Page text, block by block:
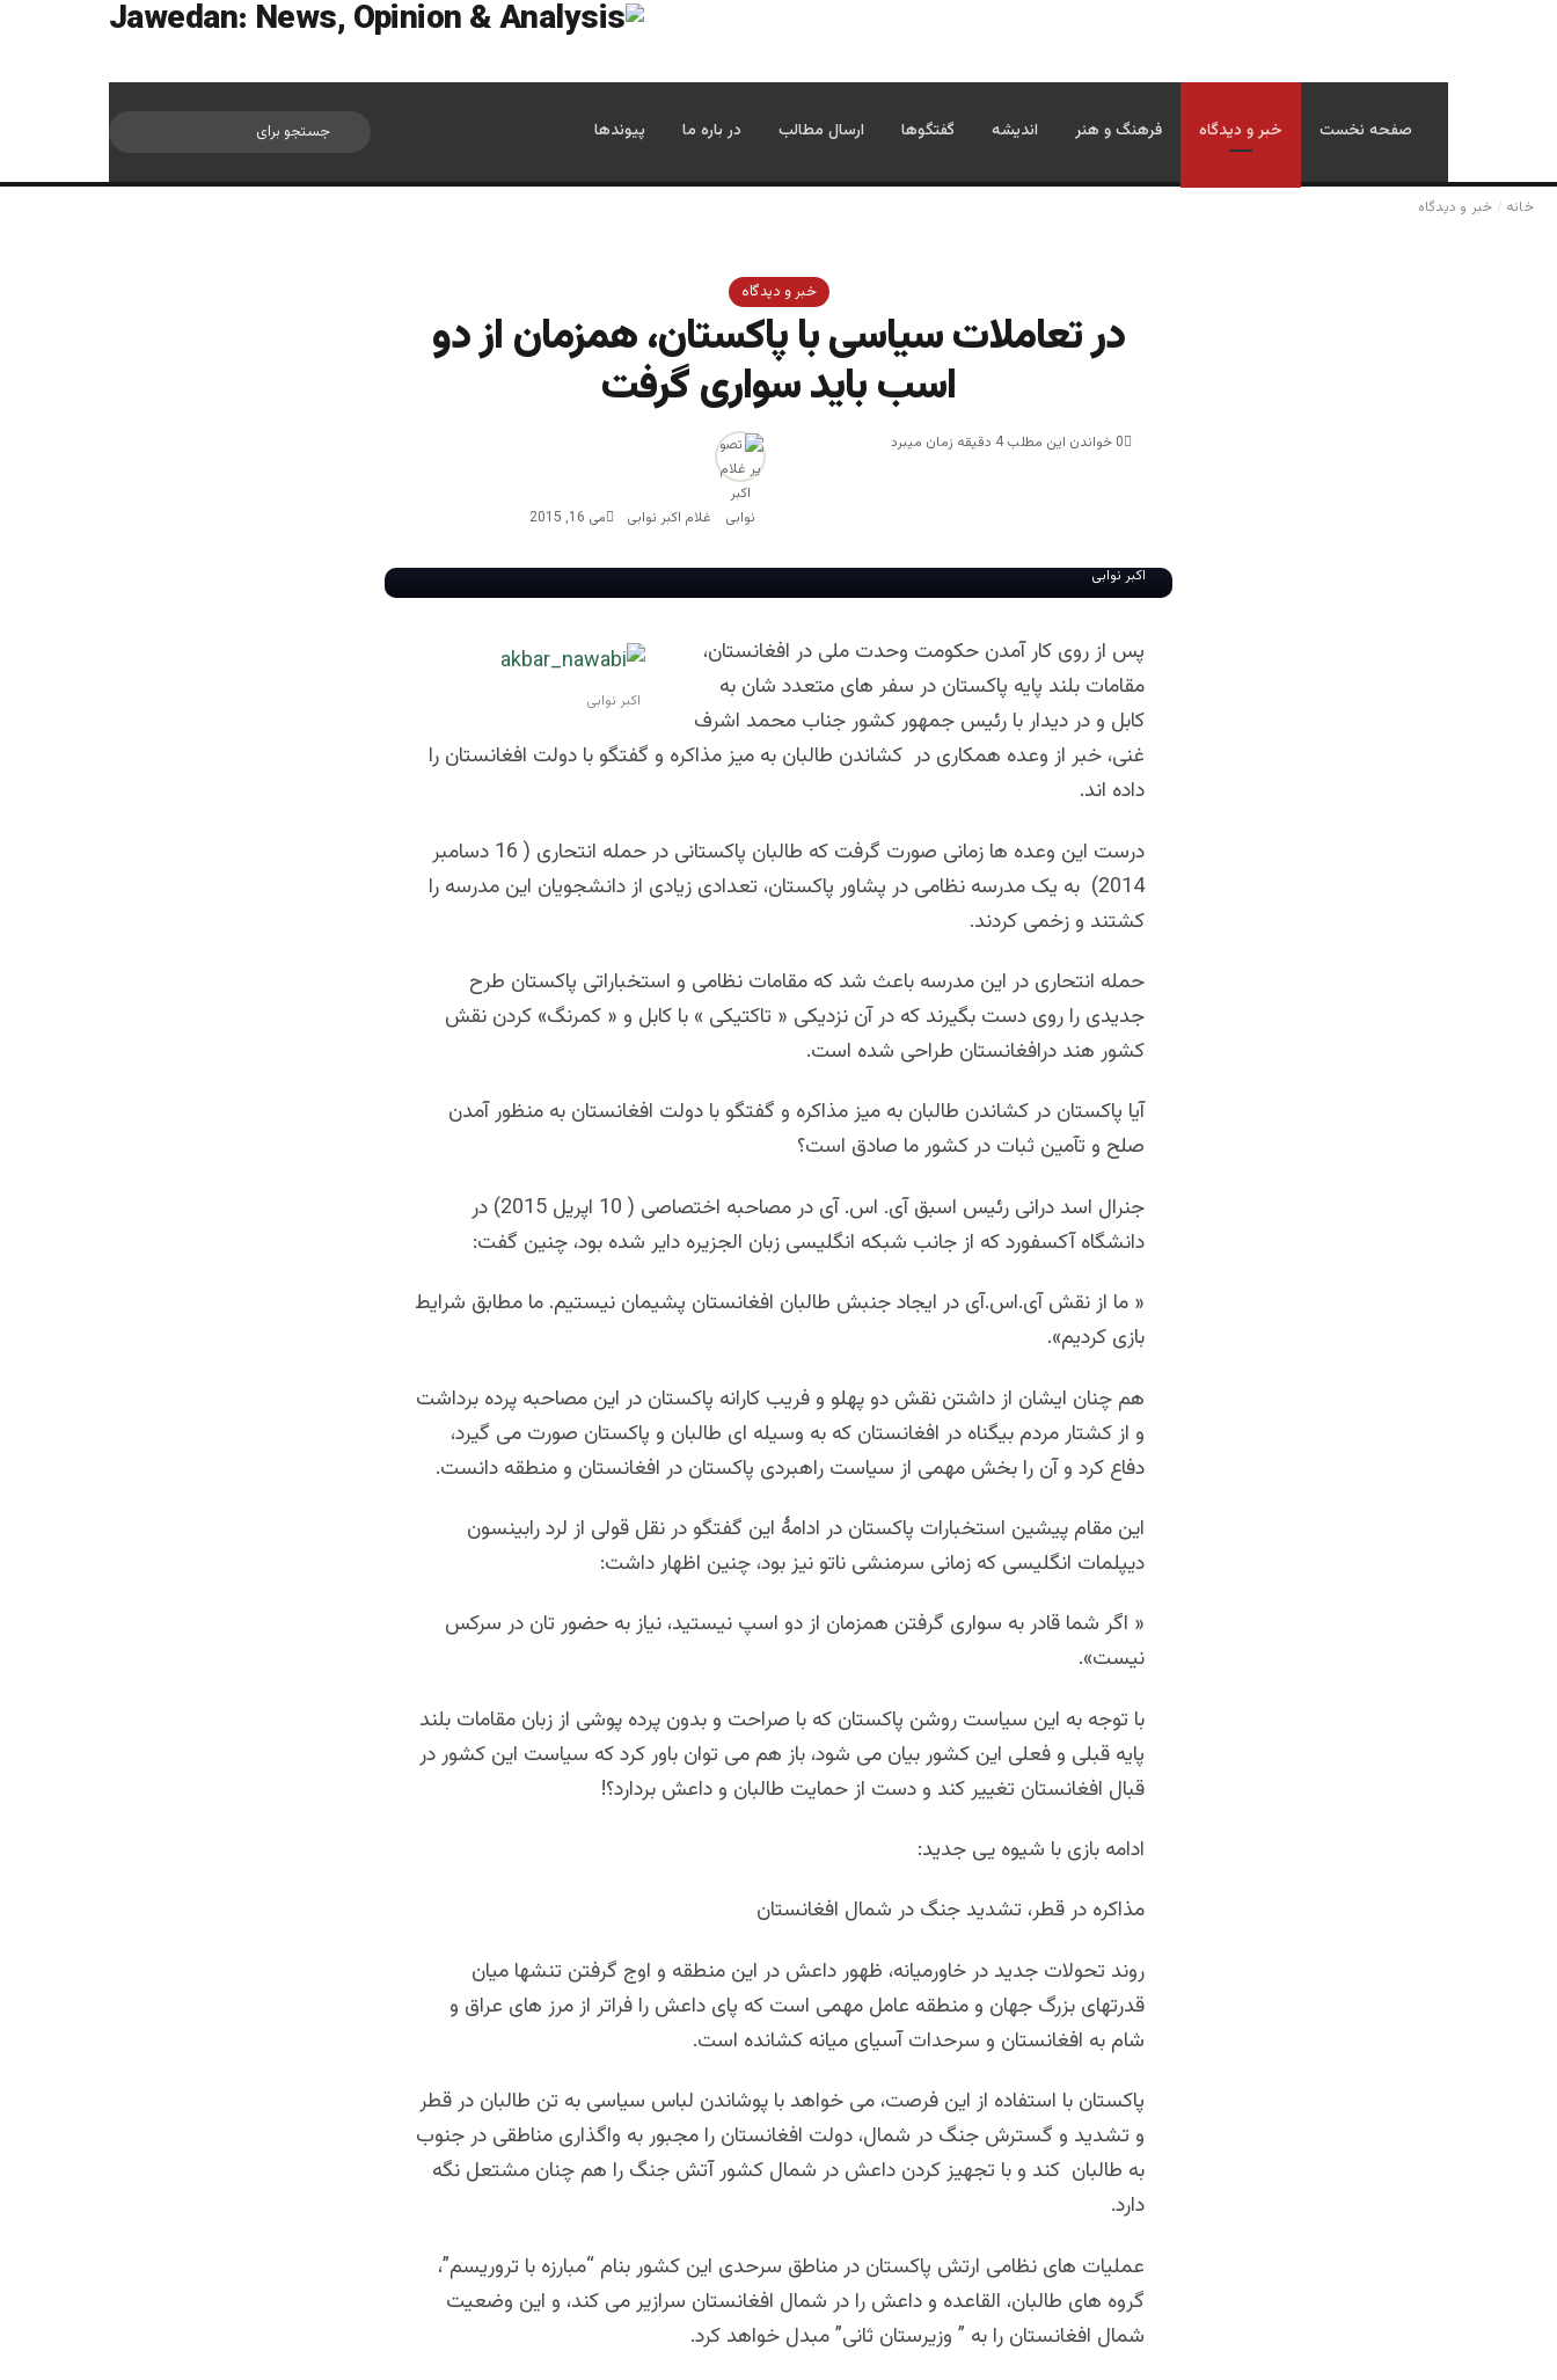
صفحه نخست خبر و دیدگاه فرهنگ و هنر اندیشه گفتگوها ارسال مطالب در باره ما پیوندها
جستجو
خانه / خبر و دیدگاه
خبر و دیدگاه
در تعاملات سیاسی با پاکستان، همزمان از دو
اسب باید سواری گرفت
غلام اکبر نوابی می 16, 2015
0 خواندن این مطلب 4 دقیقه زمان میبرد
اکبر نوابی
اکبر نوابی
پس از روی کار آمدن حکومت وحدت ملی در افغانستان،
مقامات بلند پایه پاکستان در سفر های متعدد شان به
کابل و در دیدار با رئیس جمهور کشور جناب محمد اشرف
غنی، خبر از وعده همکاری در کشاندن طالبان به میز مذاکره و گفتگو با دولت افغانستان را
داده اند.
درست این وعده ها زمانی صورت گرفت که طالبان پاکستانی در حمله انتحاری ( 16 دسامبر
2014) به یک مدرسه نظامی در پشاور پاکستان، تعدادی زیادی از دانشجویان این مدرسه را
کشتند و زخمی کردند.
حمله انتحاری در این مدرسه باعث شد که مقامات نظامی و استخباراتی پاکستان طرح
جدیدی را روی دست بگیرند که در آن نزدیکی « تاکتیکی » با کابل و « کمرنگ» کردن نقش
کشور هند درافغانستان طراحی شده است.
آیا پاکستان در کشاندن طالبان به میز مذاکره و گفتگو با دولت افغانستان به منظور آمدن
صلح و تآمین ثبات در کشور ما صادق است؟
جنرال اسد درانی رئیس اسبق آی. اس. آی در مصاحبه اختصاصی ( 10 اپریل 2015) در
دانشگاه آکسفورد که از جانب شبکه انگلیسی زبان الجزیره دایر شده بود، چنین گفت:
« ما از نقش آی.اس.آی در ایجاد جنبش طالبان افغانستان پشیمان نیستیم. ما مطابق شرایط
بازی کردیم».
هم چنان ایشان از داشتن نقش دو پهلو و فریب کارانه پاکستان در این مصاحبه پرده برداشت
و از کشتار مردم بیگناه در افغانستان که به وسیله ای طالبان و پاکستان صورت می گیرد،
دفاع کرد و آن را بخش مهمی از سیاست راهبردی پاکستان در افغانستان و منطقه دانست.
این مقام پیشین استخبارات پاکستان در ادامۀ این گفتگو در نقل قولی از لرد رابینسون
دیپلمات انگلیسی که زمانی سرمنشی ناتو نیز بود، چنین اظهار داشت:
« اگر شما قادر به سواری گرفتن همزمان از دو اسپ نیستید، نیاز به حضور تان در سرکس
نیست».
با توجه به این سیاست روشن پاکستان که با صراحت و بدون پرده پوشی از زبان مقامات بلند
پایه قبلی و فعلی این کشور بیان می شود، باز هم می توان باور کرد که سیاست این کشور در
قبال افغانستان تغییر کند و دست از حمایت طالبان و داعش بردارد؟!
ادامه بازی با شیوه یی جدید:
مذاکره در قطر، تشدید جنگ در شمال افغانستان
روند تحولات جدید در خاورمیانه، ظهور داعش در این منطقه و اوج گرفتن تنشها میان
قدرتهای بزرگ جهان و منطقه عامل مهمی است که پای داعش را فراتر از مرز های عراق و
شام به افغانستان و سرحدات آسیای میانه کشانده است.
پاکستان با استفاده از این فرصت، می خواهد با پوشاندن لباس سیاسی به تن طالبان در قطر
و تشدید و گسترش جنگ در شمال، دولت افغانستان را مجبور به واگذاری مناطقی در جنوب
به طالبان کند و با تجهیز کردن داعش در شمال کشور آتش جنگ را هم چنان مشتعل نگه
دارد.
عملیات های نظامی ارتش پاکستان در مناطق سرحدی این کشور بنام “مبارزه با تروریسم”،
گروه های طالبان، القاعده و داعش را در شمال افغانستان سرازیر می کند، و این وضعیت
شمال افغانستان را به ” وزیرستان ثانی” مبدل خواهد کرد.